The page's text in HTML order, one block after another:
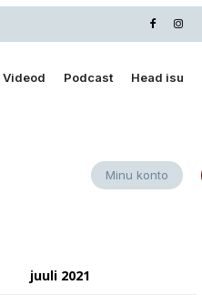
Videod Podcast Head isu
Minu konto
juuli 2021